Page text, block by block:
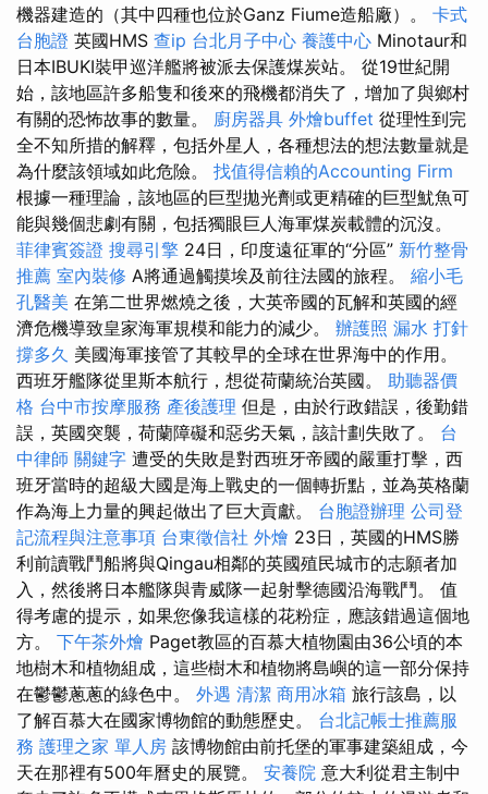
機器建造的（其中四種也位於Ganz Fiume造船廠）。 卡式
台胞證 英國HMS 查ip 台北月子中心 養護中心 Minotaur和
日本IBUKI裝甲巡洋艦將被派去保護煤炭站。 從19世紀開
始，該地區許多船隻和後來的飛機都消失了，增加了與鄉村
有關的恐怖故事的數量。 廚房器具 外燴buffet 從理性到完
全不知所措的解釋，包括外星人，各種想法的想法數量就是
為什麼該領域如此危險。 找值得信賴的Accounting Firm
根據一種理論，該地區的巨型拋光劑或更精確的巨型魷魚可
能與幾個悲劇有關，包括獨眼巨人海軍煤炭載體的沉沒。
菲律賓簽證 搜尋引擎 24日，印度遠征軍的“分區” 新竹整骨
推薦 室內裝修 A將通過觸摸埃及前往法國的旅程。 縮小毛
孔醫美 在第二世界燃燒之後，大英帝國的瓦解和英國的經
濟危機導致皇家海軍規模和能力的減少。 辦護照 漏水 打針
撐多久 美國海軍接管了其較早的全球在世界海中的作用。
西班牙艦隊從里斯本航行，想從荷蘭統治英國。 助聽器價
格 台中市按摩服務 產後護理 但是，由於行政錯誤，後勤錯
誤，英國突襲，荷蘭障礙和惡劣天氣，該計劃失敗了。 台
中律師 關鍵字 遭受的失敗是對西班牙帝國的嚴重打擊，西
班牙當時的超級大國是海上戰史的一個轉折點，並為英格蘭
作為海上力量的興起做出了巨大貢獻。 台胞證辦理 公司登
記流程與注意事項 台東徵信社 外燴 23日，英國的HMS勝
利前讀戰鬥船將與Qingau相鄰的英國殖民城市的志願者加
入，然後將日本艦隊與青威隊一起射擊德國沿海戰鬥。 值
得考慮的提示，如果您像我這樣的花粉症，應該錯過這個地
方。 下午茶外燴 Paget教區的百慕大植物園由36公頃的本
地樹木和植物組成，這些樹木和植物將島嶼的這一部分保持
在鬱鬱蔥蔥的綠色中。 外遇 清潔 商用冰箱 旅行該島，以
了解百慕大在國家博物館的動態歷史。 台北記帳士推薦服
務 護理之家 單人房 該博物館由前托堡的軍事建築組成，今
天在那裡有500年曆史的展覽。 安養院 意大利從君主制中